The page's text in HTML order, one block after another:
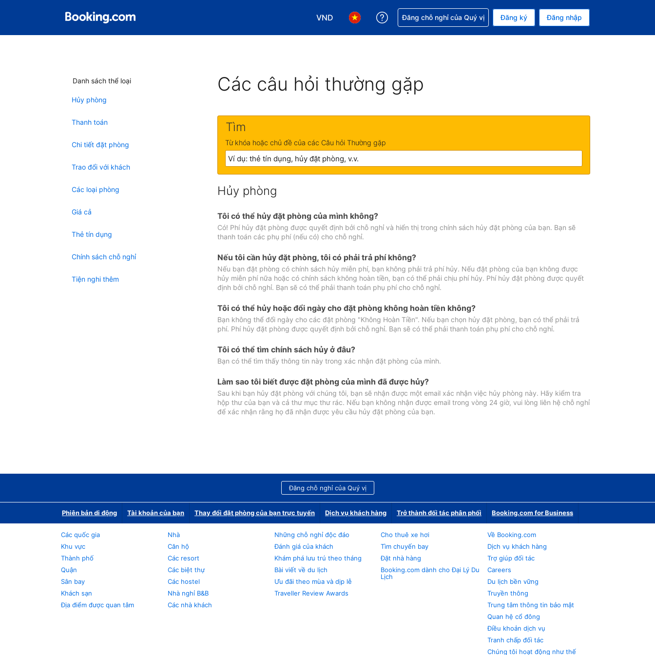
VND
Chọn loại tiền tệ của bạn. Loại tiền tệ hiện tại của bạn là Đồng
Chọn ngôn ngữ của bạn. Ngôn ngữ hiện tại của bạn là Tiếng Việt
Nhận trợ giúp với đặt chỗ
Đăng chỗ nghỉ của Quý vị Đăng ký Đăng nhập
Danh sách thể loại
Hủy phòng
Thanh toán
Chi tiết đặt phòng
Trao đổi với khách
Các loại phòng
Giá cả
Thẻ tín dụng
Chính sách chỗ nghỉ
Tiện nghi thêm
Các câu hỏi thường gặp
Tìm
Từ khóa hoặc chủ đề của các Câu hỏi Thường gặp
Hủy phòng
Tôi có thể hủy đặt phòng của mình không?
Có! Phí hủy đặt phòng được quyết định bởi chỗ nghỉ và hiển thị trong chính sách hủy đặt phòng của bạn. Bạn sẽ
thanh toán các phụ phí (nếu có) cho chỗ nghỉ.
Nếu tôi cần hủy đặt phòng, tôi có phải trả phí không?
Nếu bạn đặt phòng có chính sách hủy miễn phí, bạn không phải trả phí hủy. Nếu đặt phòng của bạn không được
hủy miễn phí nữa hoặc có chính sách không hoàn tiền, bạn có thể phải chịu phí hủy. Phí hủy đặt phòng được quyết
định bởi chỗ nghỉ. Bạn sẽ có thể phải thanh toán phụ phí cho chỗ nghỉ.
Tôi có thể hủy hoặc đổi ngày cho đặt phòng không hoàn tiền không?
Bạn không thể đổi ngày cho các đặt phòng "Không Hoàn Tiền". Nếu bạn chọn hủy đặt phòng, bạn có thể phải trả
phí. Phí hủy đặt phòng được quyết định bởi chỗ nghỉ. Bạn sẽ có thể phải thanh toán phụ phí cho chỗ nghỉ.
Tôi có thể tìm chính sách hủy ở đâu?
Bạn có thể tìm thấy thông tin này trong xác nhận đặt phòng của mình.
Làm sao tôi biết được đặt phòng của mình đã được hủy?
Sau khi bạn hủy đặt phòng với chúng tôi, bạn sẽ nhận được một email xác nhận việc hủy phòng này. Hãy kiểm tra
hộp thư của bạn và cả thư mục thư rác. Nếu bạn không nhận được email trong vòng 24 giờ, vui lòng liên hệ chỗ nghỉ
để xác nhận rằng họ đã nhận được yêu cầu hủy đặt phòng của bạn.
Đăng chỗ nghỉ của Quý vị
Phiên bản di động Tài khoản của bạn Thay đổi đặt phòng của bạn trực tuyến Dịch vụ khách hàng Trở thành đối tác phân phối Booking.com for Business
Các quốc gia
Khu vực
Thành phố
Quận
Sân bay
Khách sạn
Địa điểm được quan tâm
Nhà
Căn hộ
Các resort
Các biệt thự
Các hostel
Nhà nghỉ B&B
Các nhà khách
Những chỗ nghỉ độc đáo
Đánh giá của khách
Khám phá lưu trú theo tháng
Bài viết về du lịch
Ưu đãi theo mùa và dịp lễ
Traveller Review Awards
Cho thuê xe hơi
Tìm chuyến bay
Đặt nhà hàng
Booking.com dành cho Đại Lý Du
Lịch
Về Booking.com
Dịch vụ khách hàng
Trợ giúp đối tác
Careers
Du lịch bền vững
Truyền thông
Trung tâm thông tin bảo mật
Quan hệ cổ đông
Điều khoản dịch vụ
Tranh chấp đối tác
Chúng tôi hoạt động như thế